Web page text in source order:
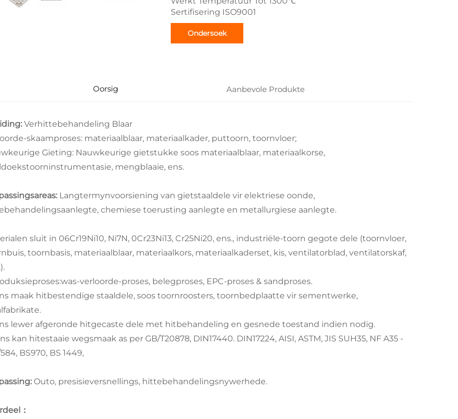
Sertifisering ISO9001
Ondersoek
Oorsig Aanbevole Produkte
Verhittebehandeling Blaar
skaamproses: materiaalblaar, materiaalkader, puttoorn, toornvloer;
Gieting: Nauwkeurige gietstukke soos materiaalblaar, materiaalkorse,
mengblaaie, ens.
Langtermynvoorsiening van gietstaaldele vir elektriese oonde,
chemiese toerusting aanlegte en metallurgiese aanlegte.
sluit in 06Cr19Ni10, Ni7N, 0Cr23Ni13, Cr25Ni20, ens., industriële-toorn gegote dele (toornvloer,
toornbasis, materiaalblaar, materiaalkors, materiaalkaderset, kis, ventilatorblad, ventilatorskaf,
verloorde-proses, belegproses, EPC-proses & sandproses.
maak hitbestendige staaldele, soos toornroosters, toornbedplaatte vir sementwerke,
lewer afgeronde hitgecaste dele met hitbehandeling en gesnede toestand indien nodig.
kan hitestaaie wegsmaak as per GB/T20878, DIN17440. DIN17224, AISI, ASTM, JIS SUH35, NF A35 -
BS970, BS 1449,
Outo, presisieversnellings, hittebehandelingsnywerhede.
：